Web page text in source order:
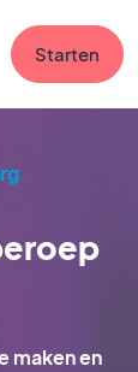
Starten
maken en